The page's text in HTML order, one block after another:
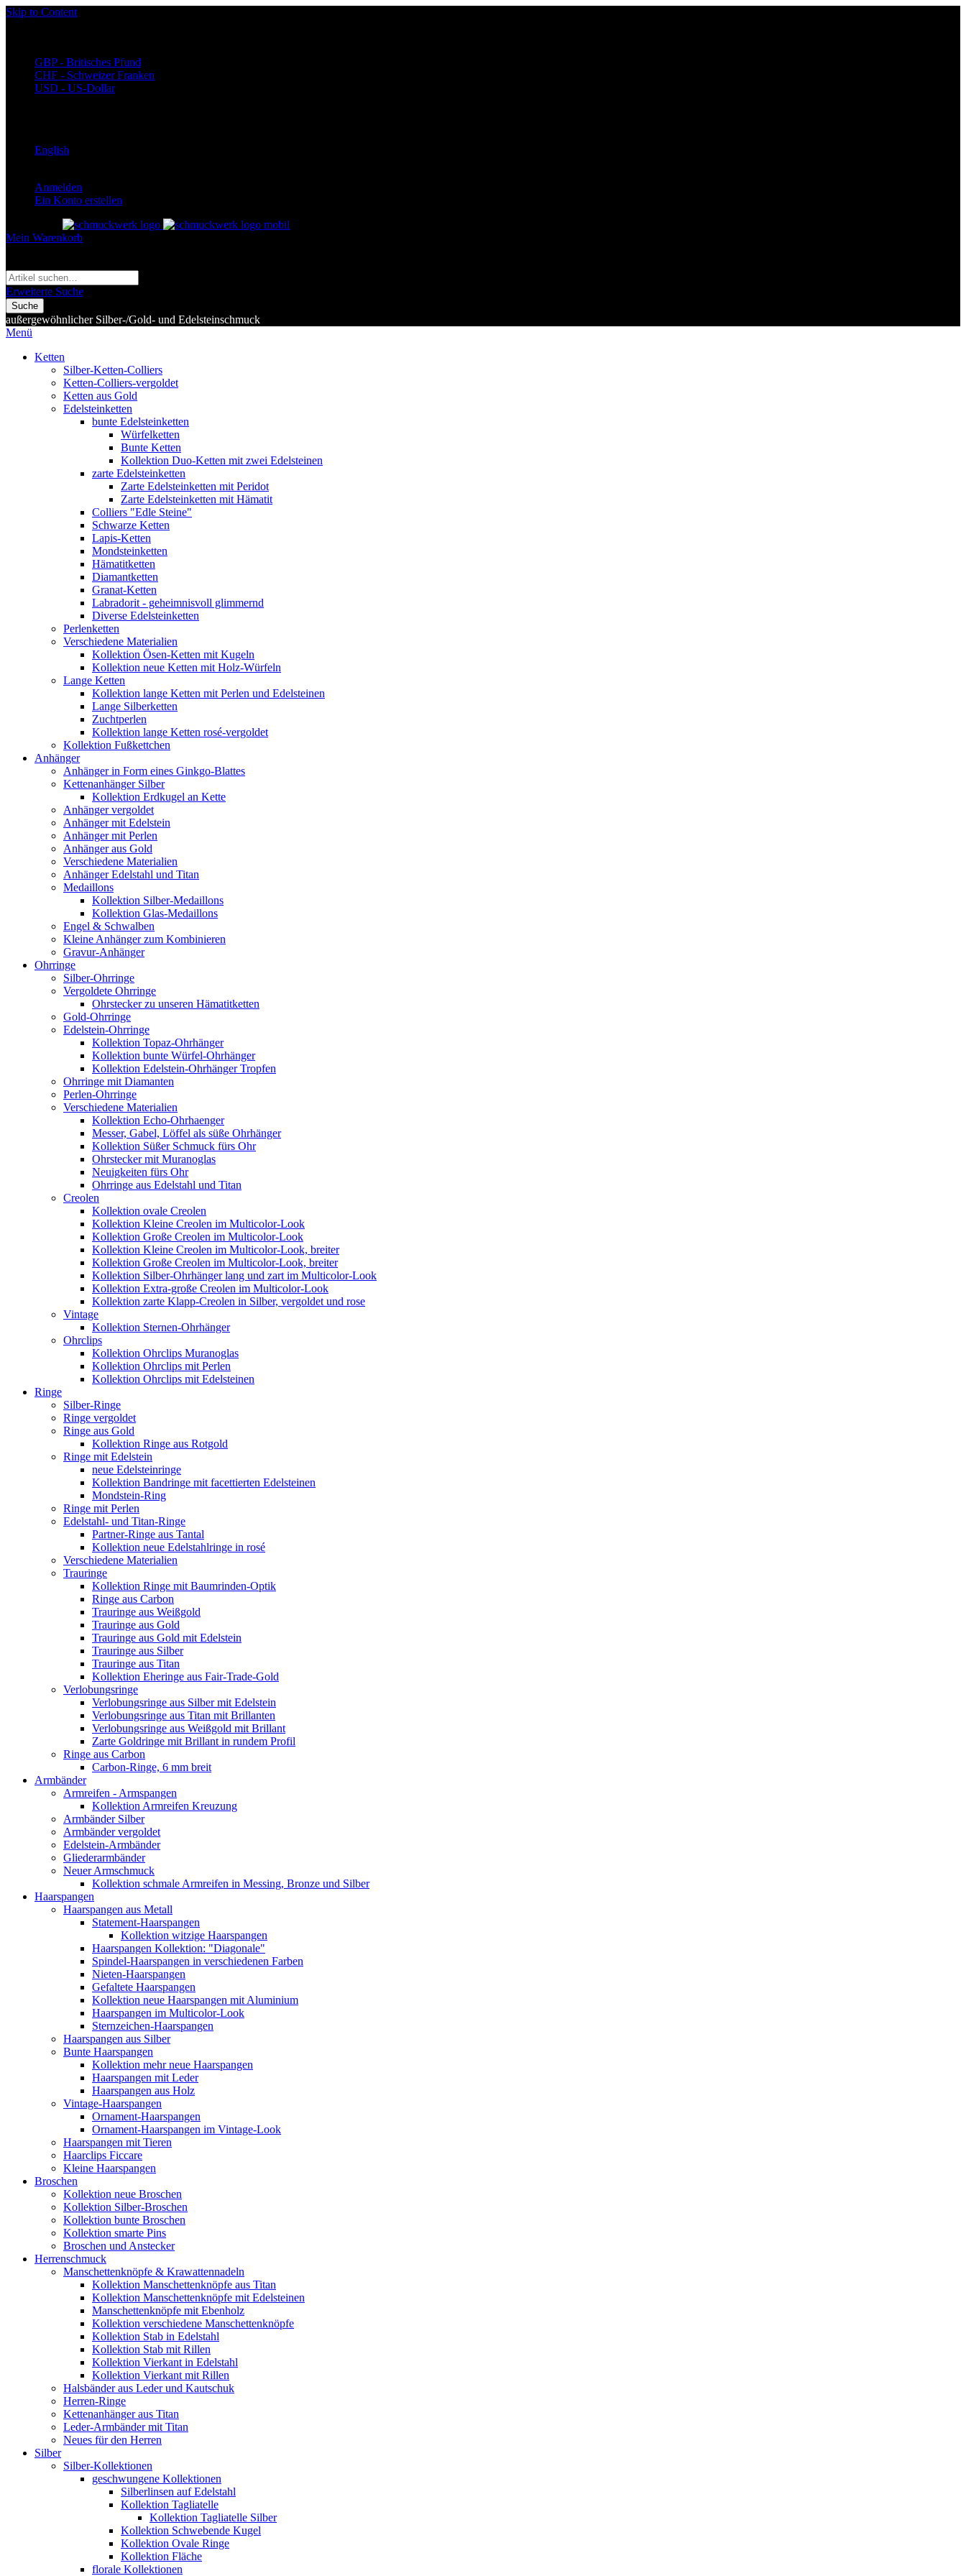
Skip to Content
GBP - Britisches Pfund
CHF - Schweizer Franken
USD - US-Dollar
English
Anmelden
Ein Konto erstellen
Mein Warenkorb
Erweiterte Suche
Suche
außergewöhnlicher Silber-/Gold- und Edelsteinschmuck
Menü
Ketten
Silber-Ketten-Colliers
Ketten-Colliers-vergoldet
Ketten aus Gold
Edelsteinketten
bunte Edelsteinketten
Würfelketten
Bunte Ketten
Kollektion Duo-Ketten mit zwei Edelsteinen
zarte Edelsteinketten
Zarte Edelsteinketten mit Peridot
Zarte Edelsteinketten mit Hämatit
Colliers "Edle Steine"
Schwarze Ketten
Lapis-Ketten
Mondsteinketten
Hämatitketten
Diamantketten
Granat-Ketten
Labradorit - geheimnisvoll glimmernd
Diverse Edelsteinketten
Perlenketten
Verschiedene Materialien
Kollektion Ösen-Ketten mit Kugeln
Kollektion neue Ketten mit Holz-Würfeln
Lange Ketten
Kollektion lange Ketten mit Perlen und Edelsteinen
Lange Silberketten
Zuchtperlen
Kollektion lange Ketten rosé-vergoldet
Kollektion Fußkettchen
Anhänger
Anhänger in Form eines Ginkgo-Blattes
Kettenanhänger Silber
Kollektion Erdkugel an Kette
Anhänger vergoldet
Anhänger mit Edelstein
Anhänger mit Perlen
Anhänger aus Gold
Verschiedene Materialien
Anhänger Edelstahl und Titan
Medaillons
Kollektion Silber-Medaillons
Kollektion Glas-Medaillons
Engel & Schwalben
Kleine Anhänger zum Kombinieren
Gravur-Anhänger
Ohrringe
Silber-Ohrringe
Vergoldete Ohrringe
Ohrstecker zu unseren Hämatitketten
Gold-Ohrringe
Edelstein-Ohrringe
Kollektion Topaz-Ohrhänger
Kollektion bunte Würfel-Ohrhänger
Kollektion Edelstein-Ohrhänger Tropfen
Ohrringe mit Diamanten
Perlen-Ohrringe
Verschiedene Materialien
Kollektion Echo-Ohrhaenger
Messer, Gabel, Löffel als süße Ohrhänger
Kollektion Süßer Schmuck fürs Ohr
Ohrstecker mit Muranoglas
Neuigkeiten fürs Ohr
Ohrringe aus Edelstahl und Titan
Creolen
Kollektion ovale Creolen
Kollektion Kleine Creolen im Multicolor-Look
Kollektion Große Creolen im Multicolor-Look
Kollektion Kleine Creolen im Multicolor-Look, breiter
Kollektion Große Creolen im Multicolor-Look, breiter
Kollektion Silber-Ohrhänger lang und zart im Multicolor-Look
Kollektion Extra-große Creolen im Multicolor-Look
Kollektion zarte Klapp-Creolen in Silber, vergoldet und rose
Vintage
Kollektion Sternen-Ohrhänger
Ohrclips
Kollektion Ohrclips Muranoglas
Kollektion Ohrclips mit Perlen
Kollektion Ohrclips mit Edelsteinen
Ringe
Silber-Ringe
Ringe vergoldet
Ringe aus Gold
Kollektion Ringe aus Rotgold
Ringe mit Edelstein
neue Edelsteinringe
Kollektion Bandringe mit facettierten Edelsteinen
Mondstein-Ring
Ringe mit Perlen
Edelstahl- und Titan-Ringe
Partner-Ringe aus Tantal
Kollektion neue Edelstahlringe in rosé
Verschiedene Materialien
Trauringe
Kollektion Ringe mit Baumrinden-Optik
Ringe aus Carbon
Trauringe aus Weißgold
Trauringe aus Gold
Trauringe aus Gold mit Edelstein
Trauringe aus Silber
Trauringe aus Titan
Kollektion Eheringe aus Fair-Trade-Gold
Verlobungsringe
Verlobungsringe aus Silber mit Edelstein
Verlobungsringe aus Titan mit Brillanten
Verlobungsringe aus Weißgold mit Brillant
Zarte Goldringe mit Brillant in rundem Profil
Ringe aus Carbon
Carbon-Ringe, 6 mm breit
Armbänder
Armreifen - Armspangen
Kollektion Armreifen Kreuzung
Armbänder Silber
Armbänder vergoldet
Edelstein-Armbänder
Gliederarmbänder
Neuer Armschmuck
Kollektion schmale Armreifen in Messing, Bronze und Silber
Haarspangen
Haarspangen aus Metall
Statement-Haarspangen
Kollektion witzige Haarspangen
Haarspangen Kollektion: "Diagonale"
Spindel-Haarspangen in verschiedenen Farben
Nieten-Haarspangen
Gefaltete Haarspangen
Kollektion neue Haarspangen mit Aluminium
Haarspangen im Multicolor-Look
Sternzeichen-Haarspangen
Haarspangen aus Silber
Bunte Haarspangen
Kollektion mehr neue Haarspangen
Haarspangen mit Leder
Haarspangen aus Holz
Vintage-Haarspangen
Ornament-Haarspangen
Ornament-Haarspangen im Vintage-Look
Haarspangen mit Tieren
Haarclips Ficcare
Kleine Haarspangen
Broschen
Kollektion neue Broschen
Kollektion Silber-Broschen
Kollektion bunte Broschen
Kollektion smarte Pins
Broschen und Anstecker
Herrenschmuck
Manschettenknöpfe & Krawattennadeln
Kollektion Manschettenknöpfe aus Titan
Kollektion Manschettenknöpfe mit Edelsteinen
Manschettenknöpfe mit Ebenholz
Kollektion verschiedene Manschettenknöpfe
Kollektion Stab in Edelstahl
Kollektion Stab mit Rillen
Kollektion Vierkant in Edelstahl
Kollektion Vierkant mit Rillen
Halsbänder aus Leder und Kautschuk
Herren-Ringe
Kettenanhänger aus Titan
Leder-Armbänder mit Titan
Neues für den Herren
Silber
Silber-Kollektionen
geschwungene Kollektionen
Silberlinsen auf Edelstahl
Kollektion Tagliatelle
Kollektion Tagliatelle Silber
Kollektion Schwebende Kugel
Kollektion Ovale Ringe
Kollektion Fläche
florale Kollektionen